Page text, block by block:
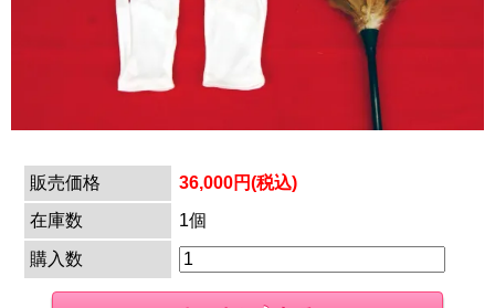
販売価格
36,000円(税込)
在庫数
1個
購入数